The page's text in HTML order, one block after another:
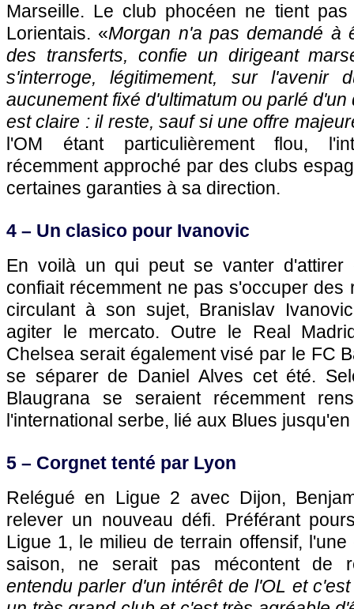
Marseille. Le club phocéen ne tient
Lorientais. «Morgan n'a pas demandé à
des transferts, confie un dirigeant
s'interroge, légitimement, sur
aucunement fixé d'ultimatum ou parlé
est claire : il reste, sauf si une offre
l'OM étant particulièrement flou,
récemment approché par des clubs
certaines garanties à sa direction.
4 – Un clasico pour Ivanovic
En voilà un qui peut se vanter d'attirer
confiait récemment ne pas s'occuper des
circulant à son sujet, Branislav
agiter le mercato. Outre le Real
Chelsea serait également visé par le FC
se séparer de Daniel Alves cet été.
Blaugrana se seraient récemment
l'international serbe, lié aux Blues
5 – Corgnet tenté par Lyon
Relégué en Ligue 2 avec Dijon,
relever un nouveau défi. Préférant
Ligue 1, le milieu de terrain offensif,
saison, ne serait pas mécontent de
entendu parler d'un intérêt del'OL et